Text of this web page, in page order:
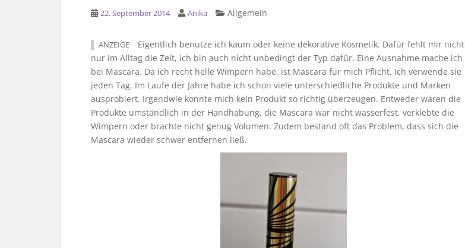
22. September 2014 Anika Allgemein
ANZEIGE
Eigentlich benutze ich kaum oder keine dekorative Kosmetik. Dafür fehlt mir nicht
nur im Alltag die Zeit, ich bin auch nicht unbedingt der Typ dafür. Eine Ausnahme mache ich
bei Mascara. Da ich recht helle Wimpern habe, ist Mascara für mich Pflicht. Ich verwende sie
jeden Tag. Im Laufe der Jahre habe ich schon viele unterschiedliche Produkte und Marken
ausprobiert. Irgendwie konnte mich kein Produkt so richtig überzeugen. Entweder waren die
Produkte umständlich in der Handhabung, die Mascara war nicht wasserfest, verklebte die
Wimpern oder brachte nicht genug Volumen. Zudem bestand oft das Problem, dass sich die
Mascara wieder schwer entfernen ließ.